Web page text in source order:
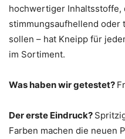
hochwertiger Inhaltsstoffe,
stimmungsaufhellend oder
sollen – hat Kneipp für
im Sortiment.
Was haben wir getestet?
Der erste Eindruck?
Farben machen die neuen